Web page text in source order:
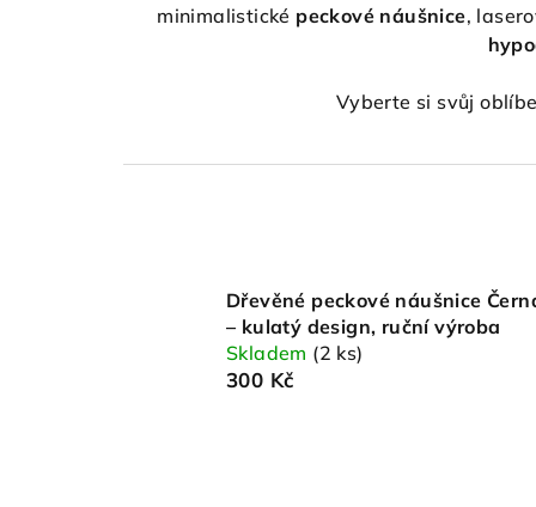
minimalistické peckové náušnice,
Vyberte si svůj
Dřevěné peckové náušnice
– kulatý design, ruční výroba
Skladem (2 ks)
300 Kč